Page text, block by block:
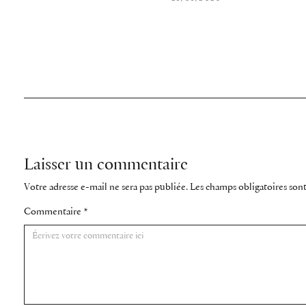
Laisser un commentaire
Votre adresse e-mail ne sera pas publiée. Les champs obligatoires
Commentaire *